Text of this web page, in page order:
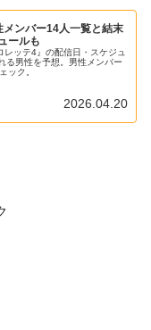
ンバー14人一覧と結末
ールも
ッテ4』の配信日・スケジュ
る男性を予想。男性メンバー
ック。
2026.04.20